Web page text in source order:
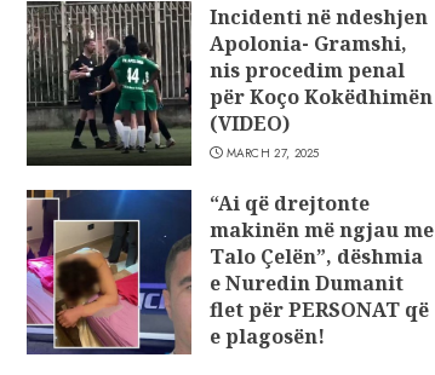
Incidenti në ndeshjen
Apolonia- Gramshi,
nis procedim penal
për Koço Kokëdhimën
(VIDEO)
MARCH 27, 2025
“Ai që drejtonte
makinën më ngjau me
Talo Çelën”, dëshmia
e Nuredin Dumanit
flet për PERSONAT që
e plagosën!